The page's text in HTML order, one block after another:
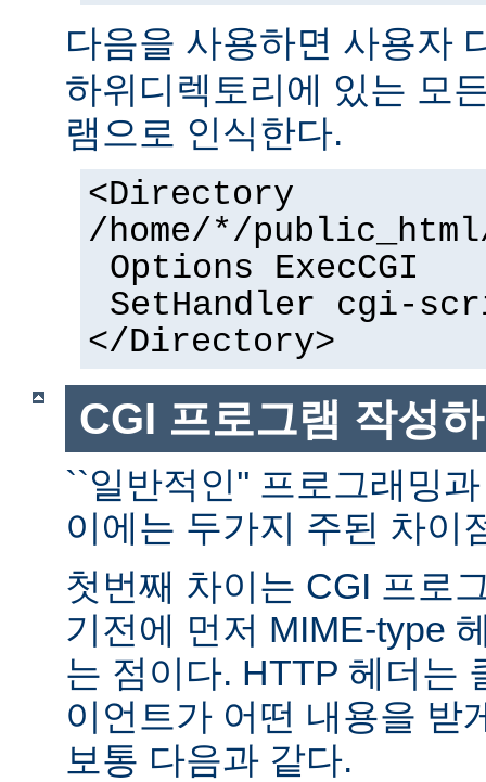
다음을 사용하면 사용자
하위디렉토리에 있는 모
램으로 인식한다.
<Directory
/home/*/
Options ExecCGI
SetHandler cgi-
</Directory>
CGI 프로그램 작성
``일반적인'' 프로그래밍
이에는 두가지 주된 차이
첫번째 차이는 CGI 프로
기전에 먼저 MIME-type
는 점이다. HTTP 헤더는
이언트가 어떤 내용을 받
보통 다음과 같다.